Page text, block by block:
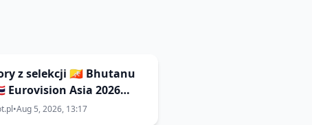
z selekcji 🇧🇹 Bhutanu
Eurovision Asia 2026
opublikowane 7
•Aug 5, 2026, 13:17